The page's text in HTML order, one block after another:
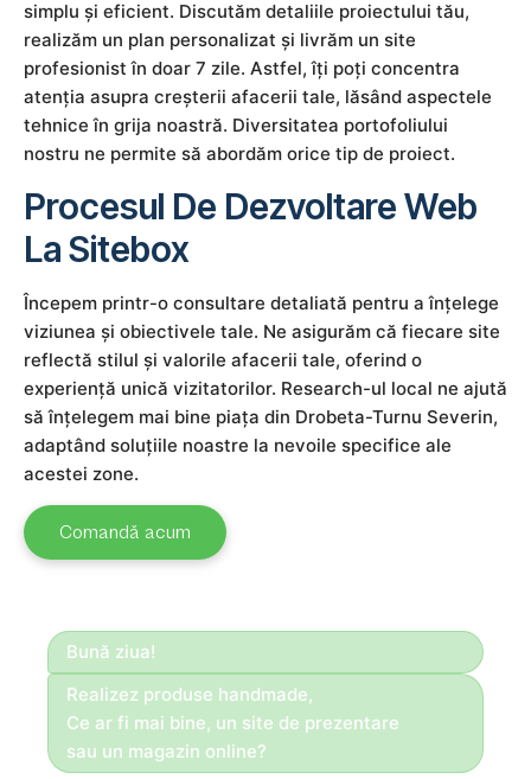
simplu și eficient. Discutăm detaliile proiectului tău,
realizăm un plan personalizat și livrăm un site
profesionist în doar 7 zile. Astfel, îți poți concentra
atenția asupra creșterii afacerii tale, lăsând aspectele
tehnice în grija noastră. Diversitatea portofoliului
nostru ne permite să abordăm orice tip de proiect.
Procesul De Dezvoltare Web
La Sitebox
Începem printr-o consultare detaliată pentru a înțelege
viziunea și obiectivele tale. Ne asigurăm că fiecare site
reflectă stilul și valorile afacerii tale, oferind o
experiență unică vizitatorilor. Research-ul local ne ajută
să înțelegem mai bine piața din Drobeta-Turnu Severin,
adaptând soluțiile noastre la nevoile specifice ale
acestei zone.
Comandă acum
Bună ziua!
Realizez produse handmade,
Ce ar fi mai bine, un site de prezentare
sau un magazin online?